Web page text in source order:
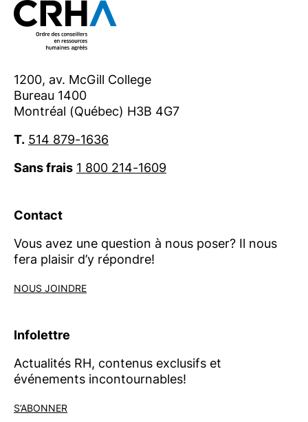
1200, av. McGill College
Bureau 1400
Montréal (Québec) H3B 4G7
T. 514 879-1636
Sans frais 1 800 214-1609
Contact
Vous avez une question à nous poser? Il nous
fera plaisir d’y répondre!
NOUS JOINDRE
Infolettre
Actualités RH, contenus exclusifs et
événements incontournables!
S’ABONNER